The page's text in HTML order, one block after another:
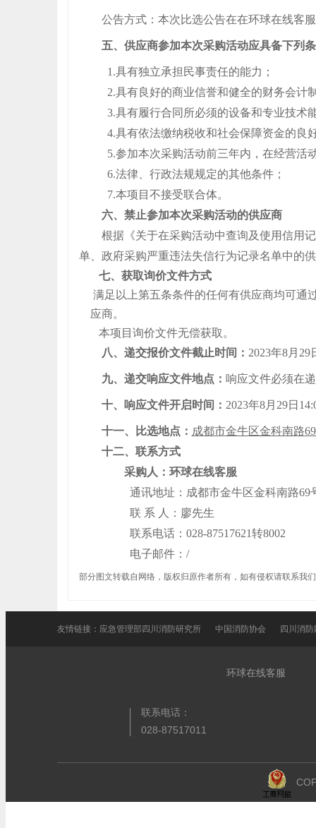
公告方式：本次比选公告在在环球在线客
五、供应商参加本次采购活动应具备下列
1.具有独立承担民事责任的能力；
2.具有良好的商业信誉和健全的财务会计
3.具有履行合同所必须的设备和专业技术
4.具有依法缴纳税收和社会保障资金的良
5.参加本次采购活动前三年内，在经营活
6.法律、行政法规规定的其他条件；
7.本项目不接受联合体。
六、禁止参加本次采购活动的供应商
根据《关于在采购活动中查询及使用信用
单、政府采购严重违法失信行为记录名单中的
七、获取询价文件方式
满足以上第五条条件的任何有供应商均可通
应商。
本项目 询价文件无偿获取 。
八、递交报价文件截止时间： 2023年8月 29
九、递交响应文件地点： 响应文件必须在
十、响应文件开启时间： 2023年8月 29日 14:
十一、 比选地点： 成都市金牛区金科南路
十二、联系方式
采购人：环球在线客服
通讯地址：成都市金牛区金科南路69
联 系 人： 廖先生
联系电话： 028-87517621转8002
电子邮件： /
部分图文转载自网络，版权归原作者所有，如有侵权请联系我
友情链接： 应急管理部四川消防研究所 中国消防协会 四川消防
环球在线客服
联系电话：
028-87517011